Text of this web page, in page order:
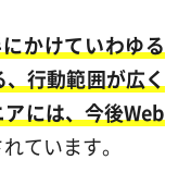
かけていわゆる
行動範囲が広く
には、今後Web
ています。